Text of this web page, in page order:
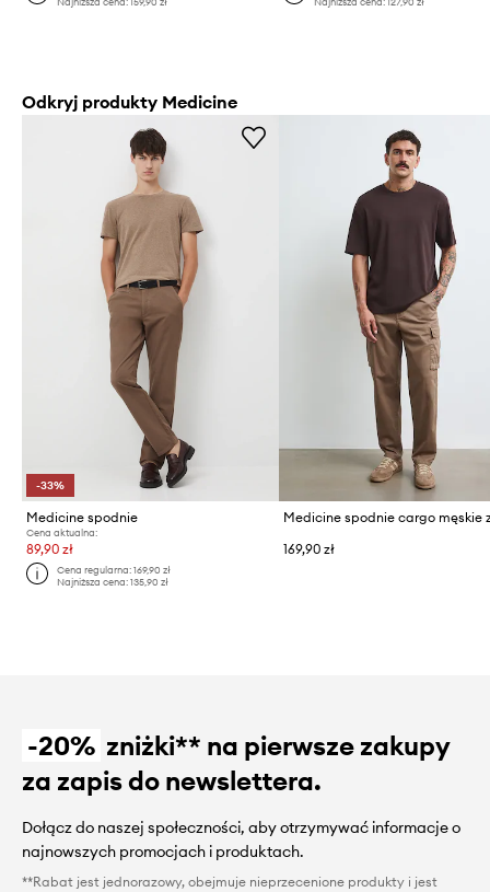
Odkryj produkty Medicine
-33%
Medicine spodnie
Cena aktualna:
89,90 zł
Cena regularna:169,90 zł
Najniższa cena:135,90 zł
169,90 zł
-20% zniżki** na pierwsze zakupy
za zapis do newslettera.
Dołącz do naszej społeczności, aby otrzymywać informacje o
najnowszych promocjach i produktach.
**Rabat jest jednorazowy, obejmuje nieprzecenione produkty i jest